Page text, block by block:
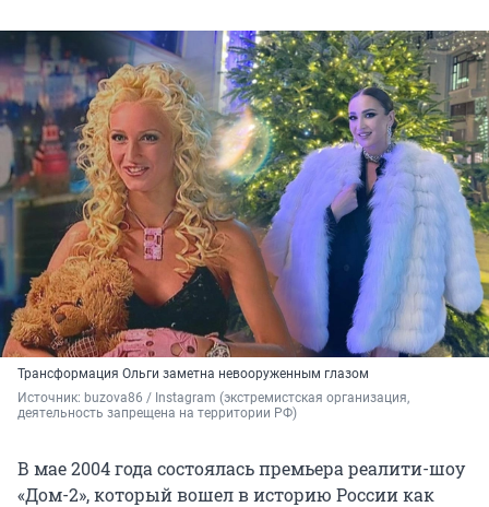
Трансформация Ольги заметна невооруженным глазом
Источник: buzova86 / Instagram (экстремистская организация,
деятельность запрещена на территории РФ)
В мае 2004 года состоялась премьера реалити-шоу
«Дом-2», который вошел в историю России как